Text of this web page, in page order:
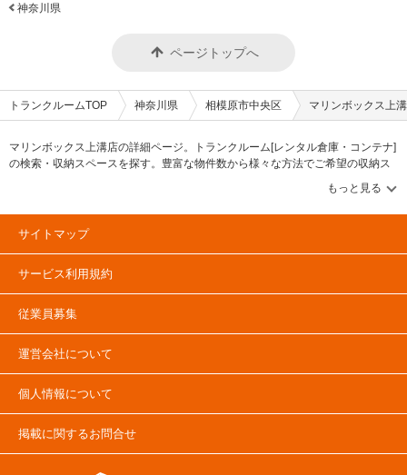
神奈川県
ページトップへ
トランクルームTOP 神奈川県 相模原市中央区 マリンボックス上
マリンボックス上溝店の詳細ページ。トランクルーム[レンタル倉庫・コンテナ]
の検索・収納スペースを探す。豊富な物件数から様々な方法でご希望の収納ス
ペースを簡単に探せるトランクルーム情報サイトです。マリンボックス上溝店
の住所・最寄りの駅、物件タイプのご紹介や料金表、お得なキャンペーン情報
もあります。気になる物件タイプを見つけたら、メールか電話でお問合せが可
能です（無料）。
サイトマップ
サービス利用規約
従業員募集
運営会社について
個人情報について
掲載に関するお問合せ